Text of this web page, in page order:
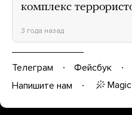
комплекс
3 года назад
Телеграм Фейсбук
Напишите нам